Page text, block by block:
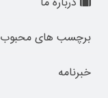
برچسب های محبوب
خبرنامه